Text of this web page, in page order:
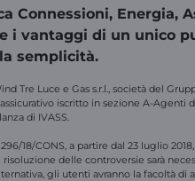
Connessioni, Energia,
i vantaggi di un unico
semplicità.
Tre Luce e Gas s.r.l., società del
iscritto in sezione A-Agenti
di IVASS.
18/CONS, a partire dal 23 luglio
delle controversie sarà
gli utenti avranno la facoltà di